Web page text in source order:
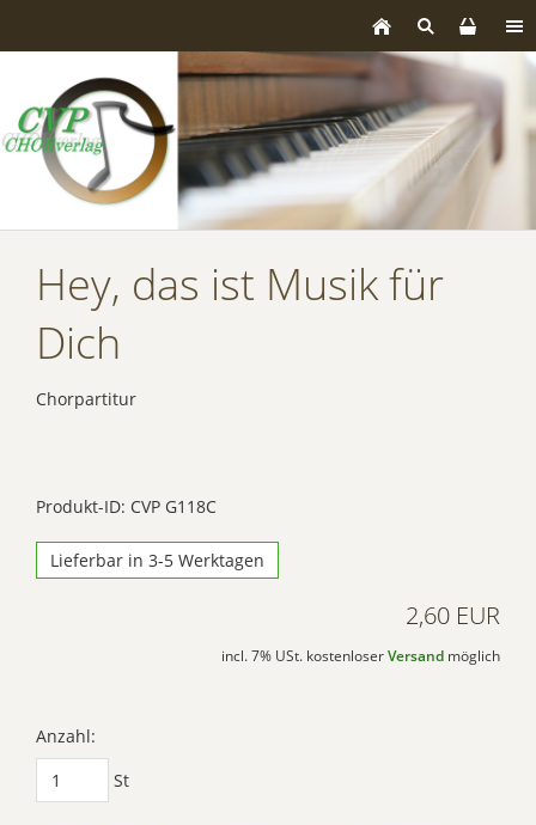
Hey, das ist Musik für
Dich
Chorpartitur
Produkt-ID: CVP G118C
Lieferbar in 3-5 Werktagen
2,60 EUR
incl. 7% USt. kostenloser Versand möglich
Anzahl:
St